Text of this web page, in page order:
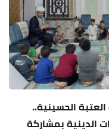
الحسينية..
الدينية بمشاركة